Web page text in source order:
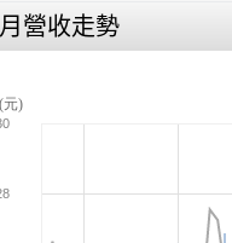
月營收走勢